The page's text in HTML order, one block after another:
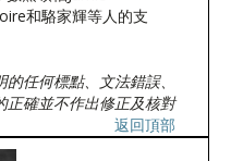
和駱家輝等人的支
任何標點、文法錯誤、
正確並不作出修正及核對
返回頂部